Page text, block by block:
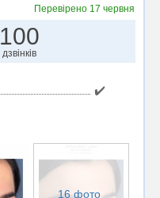
Перевірено 17 червня
100
дзвінків
✔️
16 фото